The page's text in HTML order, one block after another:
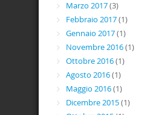
Marzo 2017(3)
Febbraio 2017(1)
Gennaio 2017(1)
Novembre 2016(1)
Ottobre 2016(1)
Agosto 2016(1)
Maggio 2016(1)
Dicembre 2015(1)